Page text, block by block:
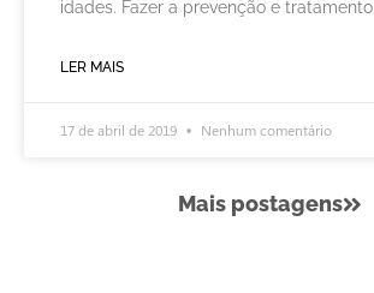
idades. Fazer a prevenção e tratamento
LER MAIS
17 de abril de 2019 Nenhum comentário
Mais postagens